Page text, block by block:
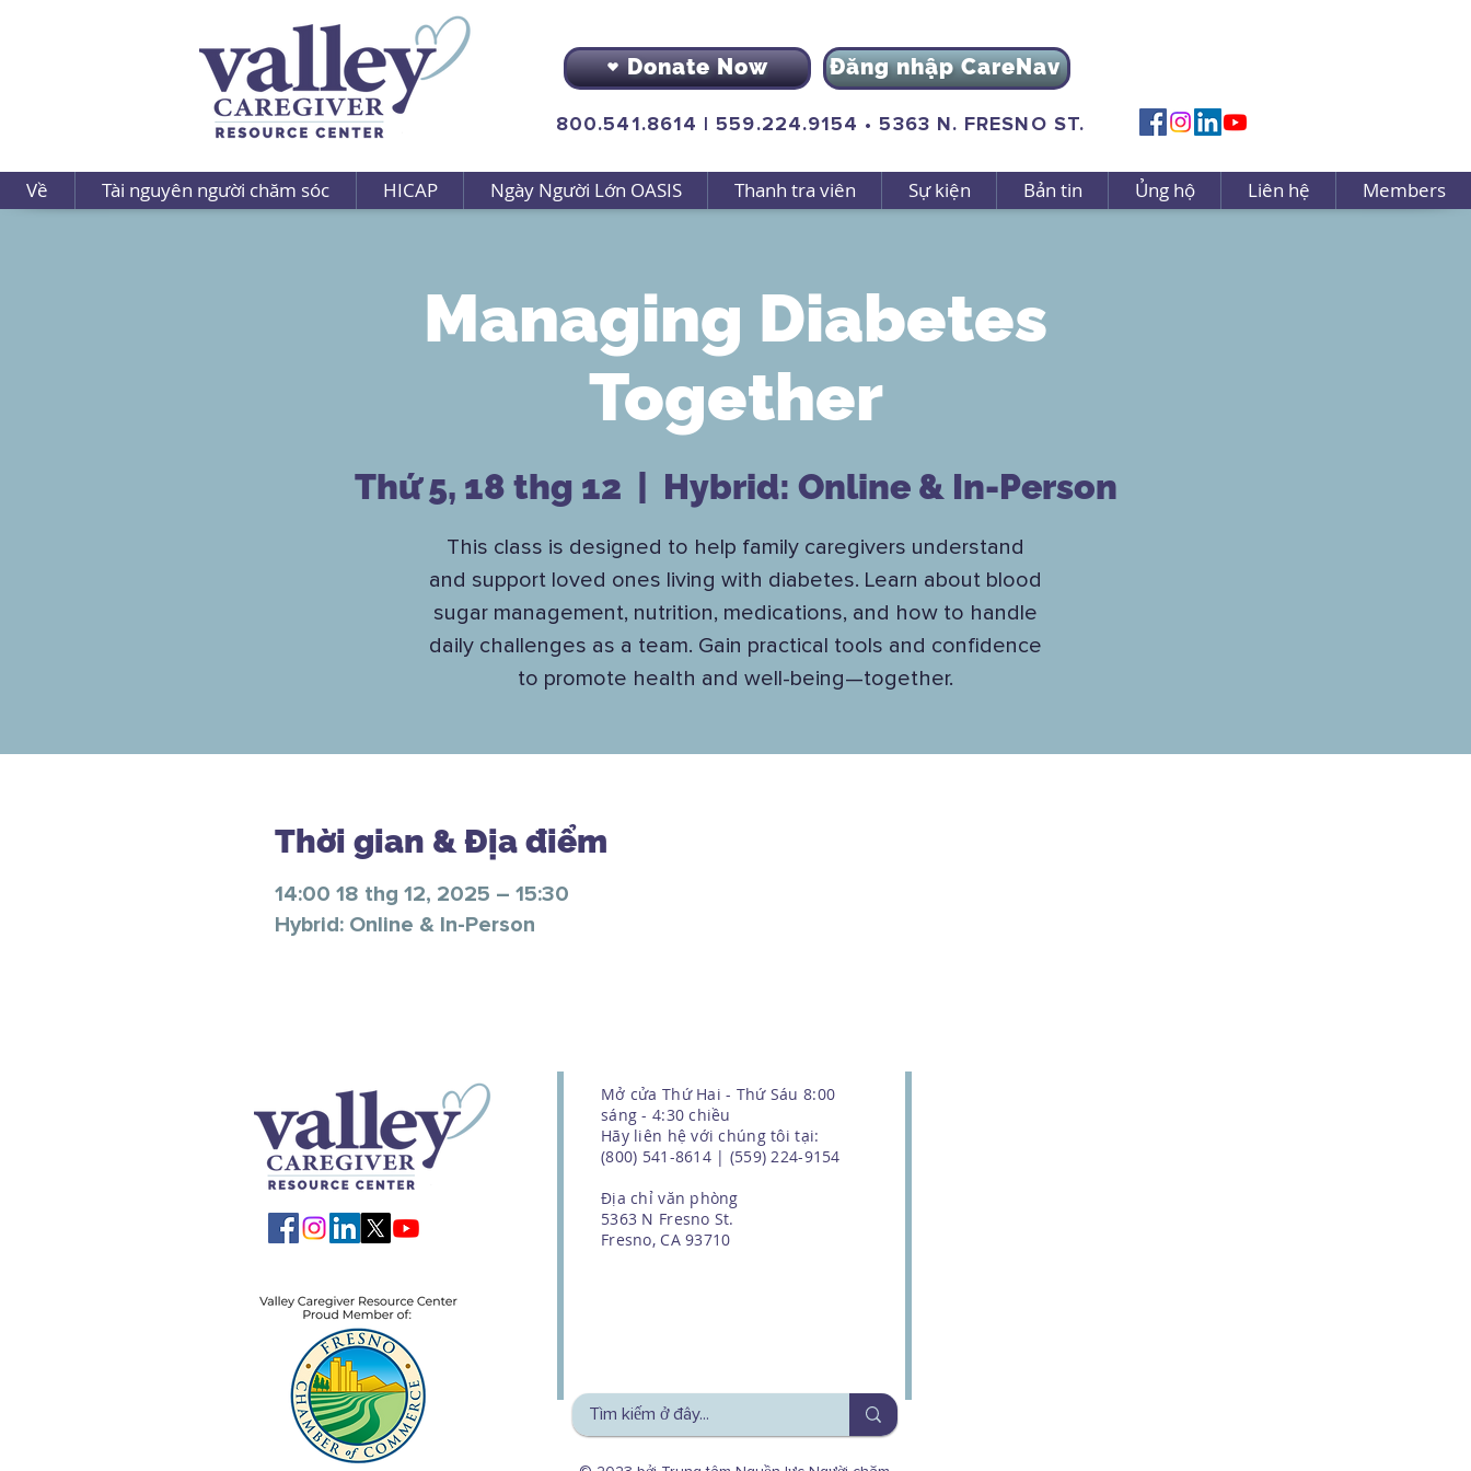
Donate Now Đăng nhập CareNav
800.541.8614 |559.224.9154 •5363 N. FRESNO ST.
Về Tài nguyên người chăm sóc HICAP Ngày Người Lớn OASIS Thanh tra viên Sự kiện Bản tin Ủng hộ Liên hệ Members
Managing Diabetes
Together
Thứ 5, 18 thg 12 Hybrid: Online & In-Person
This class is designed to help family caregivers understand
and support loved ones living with diabetes. Learn about blood
sugar management, nutrition, medications, and how to handle
daily challenges as a team. Gain practical tools and confidence
to promote health and well-being—together.
Thời gian & Địa điểm
14:00 18 thg 12, 2025 – 15:30
Hybrid: Online & In-Person
Mở cửa Thứ Hai - Thứ Sáu 8:00
sáng - 4:30 chiều
Hãy liên hệ với chúng tôi tại:
(800) 541-8614 | (559) 224-9154
Địa chỉ văn phòng
5363 N Fresno St.
Fresno, CA 93710